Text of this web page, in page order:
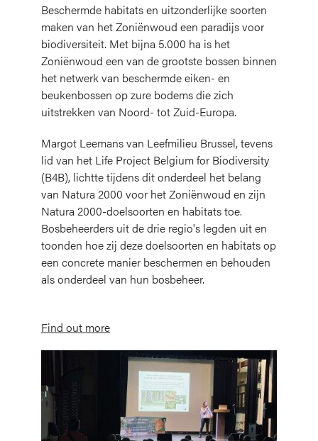
Beschermde habitats en uitzonderlijke soorten
maken van het Zoniënwoud een paradijs voor
biodiversiteit. Met bijna 5.000 ha is het
Zoniënwoud een van de grootste bossen binnen
het netwerk van beschermde eiken- en
beukenbossen op zure bodems die zich
uitstrekken van Noord- tot Zuid-Europa.
Margot Leemans van Leefmilieu Brussel, tevens
lid van het Life Project Belgium for Biodiversity
(B4B), lichtte tijdens dit onderdeel het belang
van Natura 2000 voor het Zoniënwoud en zijn
Natura 2000-doelsoorten en habitats toe.
Bosbeheerders uit de drie regio's legden uit en
toonden hoe zij deze doelsoorten en habitats op
een concrete manier beschermen en behouden
als onderdeel van hun bosbeheer.
Find out more
Afbeelding